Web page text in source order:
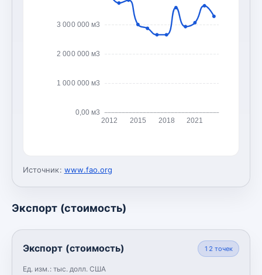
0,00 м3
1 000 000 м3
2 000 000 м3
3 000 000 м3
2012 2015 2018 2021
Источник: www.fao.org
Экспорт (стоимость)
Экспорт (стоимость)
Ед. изм.: тыс. долл. США
12 точек